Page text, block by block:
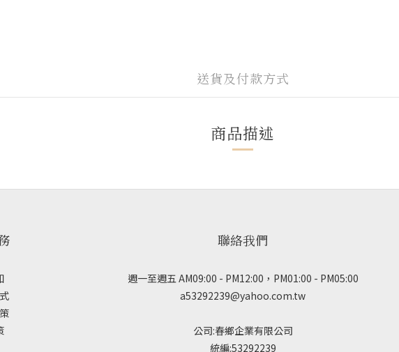
送貨及付款方式
商品描述
聯絡我們
週一至週五 AM09:00 - PM12:00，PM01:00 - PM05:00
a53292239@yahoo.com.tw
公司:春鄉企業有限公司
統編:53292239